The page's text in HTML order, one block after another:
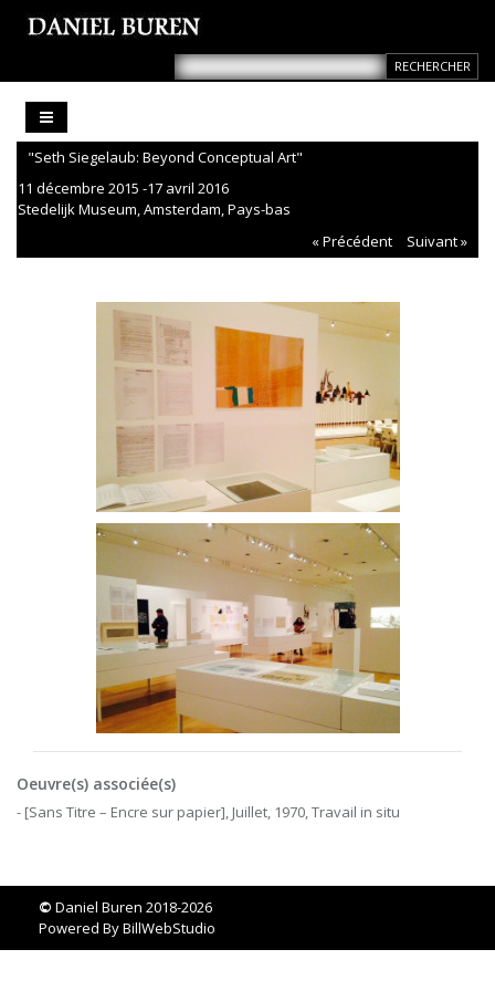
"Seth Siegelaub: Beyond Conceptual Art"
11 décembre 2015 -17 avril 2016
Stedelijk Museum, Amsterdam, Pays-bas
« Précédent
Suivant »
Oeuvre(s) associée(s)
- [Sans Titre – Encre sur papier], Juillet, 1970, Travail in situ
© Daniel Buren 2018-2026
Powered ByBillWebStudio